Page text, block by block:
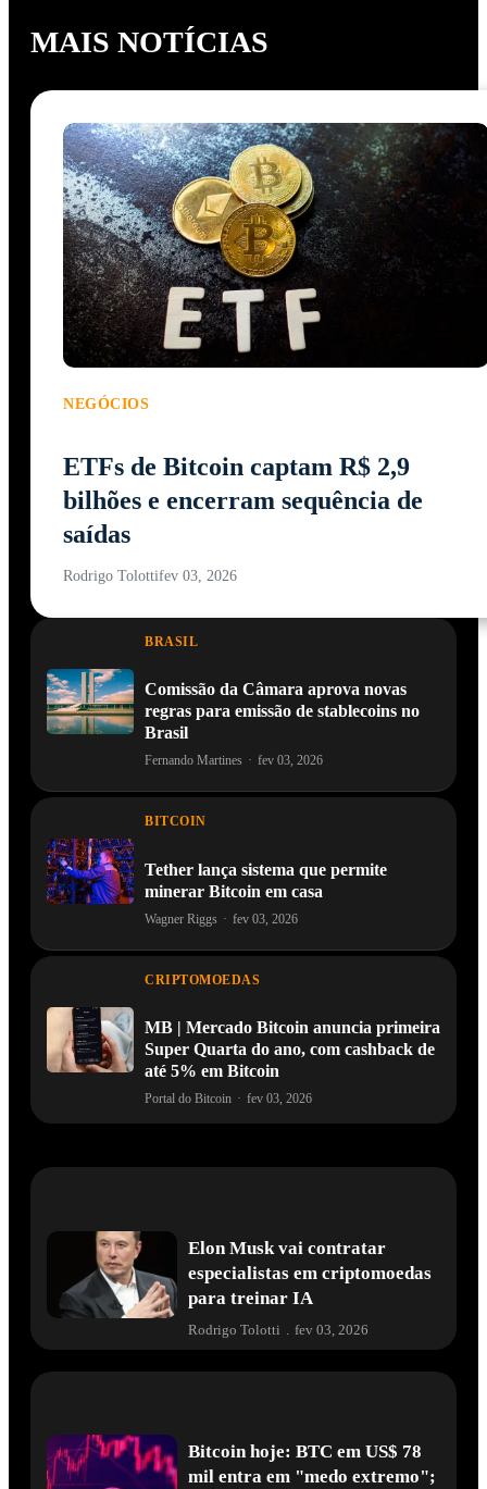
MAIS NOTÍCIAS
NEGÓCIOS
ETFs de Bitcoin captam R$ 2,9
bilhões e encerram sequência de
saídas
Rodrigo Tolottifev 03, 2026
BRASIL
Comissão da Câmara aprova novas
regras para emissão de stablecoins no
Brasil
Fernando Martines · fev 03, 2026
BITCOIN
Tether lança sistema que permite
minerar Bitcoin em casa
Wagner Riggs · fev 03, 2026
CRIPTOMOEDAS
MB | Mercado Bitcoin anuncia primeira
Super Quarta do ano, com cashback de
até 5% em Bitcoin
Portal do Bitcoin · fev 03, 2026
Elon Musk vai contratar
especialistas em criptomoedas
para treinar IA
Rodrigo Tolotti fev 03, 2026
Bitcoin hoje: BTC em US$ 78
mil entra em "medo extremo";